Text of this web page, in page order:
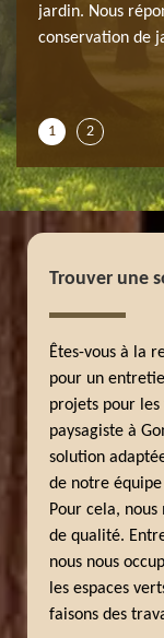
jardin. Nous
conservation de
1 2
Trouver une
Êtes-vous à la
pour un
projets pour
paysagiste à
solution
de notre
Pour cela,
de qualité.
nous nous
les espaces
faisons des